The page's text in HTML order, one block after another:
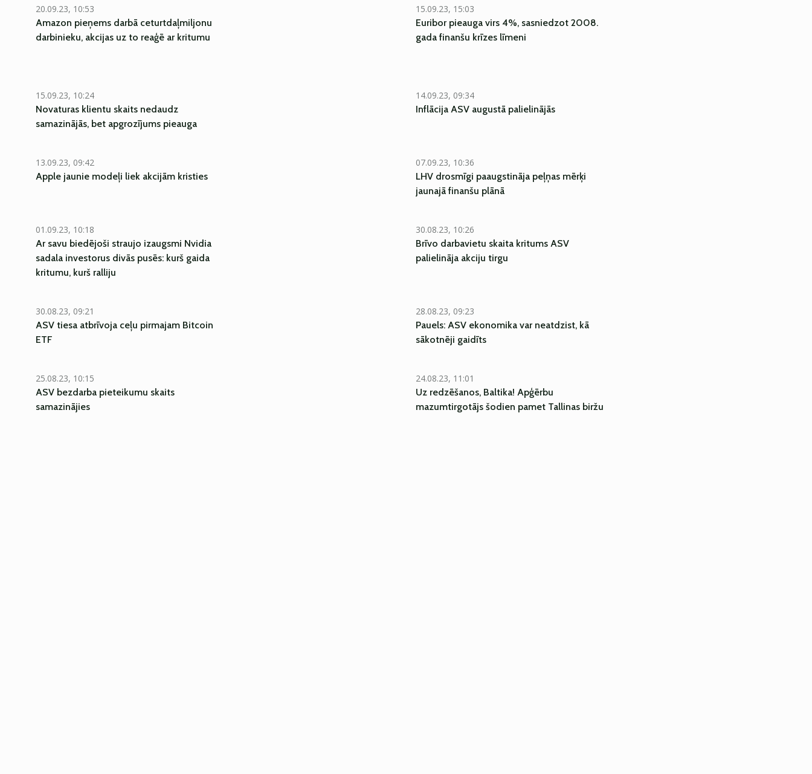
20.09.23, 10:53
Amazon pieņems darbā ceturtdaļmiljonu
darbinieku, akcijas uz to reaģē ar kritumu
15.09.23, 15:03
Euribor pieauga virs 4%, sasniedzot 2008.
gada finanšu krīzes līmeni
15.09.23, 10:24
Novaturas klientu skaits nedaudz
samazinājās, bet apgrozījums pieauga
14.09.23, 09:34
Inflācija ASV augustā palielinājās
13.09.23, 09:42
Apple jaunie modeļi liek akcijām kristies
07.09.23, 10:36
LHV drosmīgi paaugstināja peļņas mērķi
jaunajā finanšu plānā
01.09.23, 10:18
Ar savu biedējoši straujo izaugsmi Nvidia
sadala investorus divās pusēs: kurš gaida
kritumu, kurš ralliju
30.08.23, 10:26
Brīvo darbavietu skaita kritums ASV
palielināja akciju tirgu
30.08.23, 09:21
ASV tiesa atbrīvoja ceļu pirmajam Bitcoin
ETF
28.08.23, 09:23
Pauels: ASV ekonomika var neatdzist, kā
sākotnēji gaidīts
25.08.23, 10:15
ASV bezdarba pieteikumu skaits
samazinājies
24.08.23, 11:01
Uz redzēšanos, Baltika! Apģērbu
mazumtirgotājs šodien pamet Tallinas biržu